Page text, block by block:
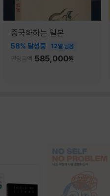
중국화하는 일본
58% 달성중 12일 남음
펀딩금액 585,000원